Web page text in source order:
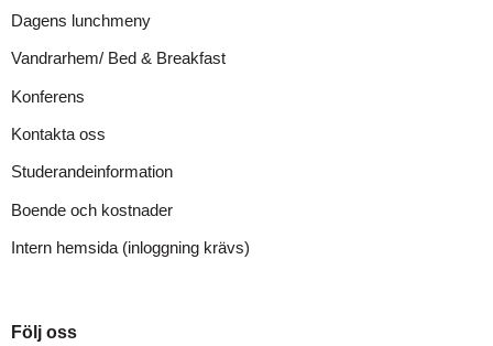
Dagens lunchmeny
Vandrarhem/ Bed & Breakfast
Konferens
Kontakta oss
Studerandeinformation
Boende och kostnader
Intern hemsida (inloggning krävs)
Följ oss